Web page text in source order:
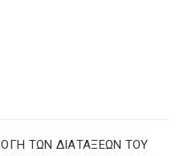
ΤΩΝ ΔΙΑΤΑΞΕΩΝ ΤΟΥ